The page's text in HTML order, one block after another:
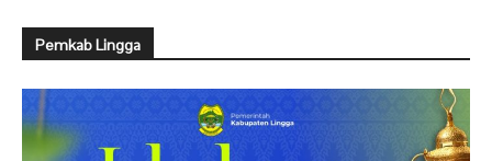
Pemkab Lingga